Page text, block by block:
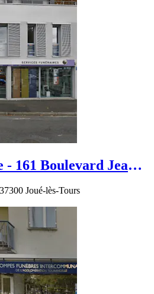
161 Boulevard Jean
Joué-lès-Tours